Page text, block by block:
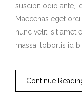
suscipit odio ante,
Maecenas eget
nunc velit, sit amet
massa, lobortis id
Continue